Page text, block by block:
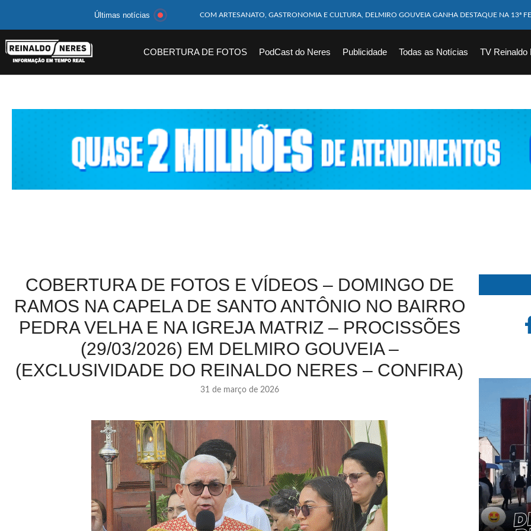
Últimas notícias
HOMEM CAI DE CACHOEIRA DE 40 METROS AO TENTAR FAZER FOTO
CORPO DE JOVEM DESAPARECIDO É ENCONTRADO EM BARRAGEM NO INTERIOR DE ALAGOAS
COBERTURA DE FOTOS PodCast do Neres Publicidade Todas as Notícias TV Reinaldo
COBERTURA DE FOTOS E VÍDEOS – DOMINGO DE
RAMOS NA CAPELA DE SANTO ANTÔNIO NO BAIRRO
PEDRA VELHA E NA IGREJA MATRIZ – PROCISSÕES
(29/03/2026) EM DELMIRO GOUVEIA –
(EXCLUSIVIDADE DO REINALDO NERES – CONFIRA)
31 de março de 2026